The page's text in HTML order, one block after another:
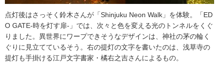
点灯後はさっそく鈴木さんが「Shinjuku Neon Walk」を体験。「ED
O GATE-時を灯す扉-」では、次々と色を変える光のトンネルをくぐ
りました。異世界にワープできそうなデザインは、神社の茅の輪く
ぐりに見立てているそう。右の提灯の文字を書いたのは、浅草寺の
提灯も手掛ける江戸文字書家・橘右之吉さんによるもの。